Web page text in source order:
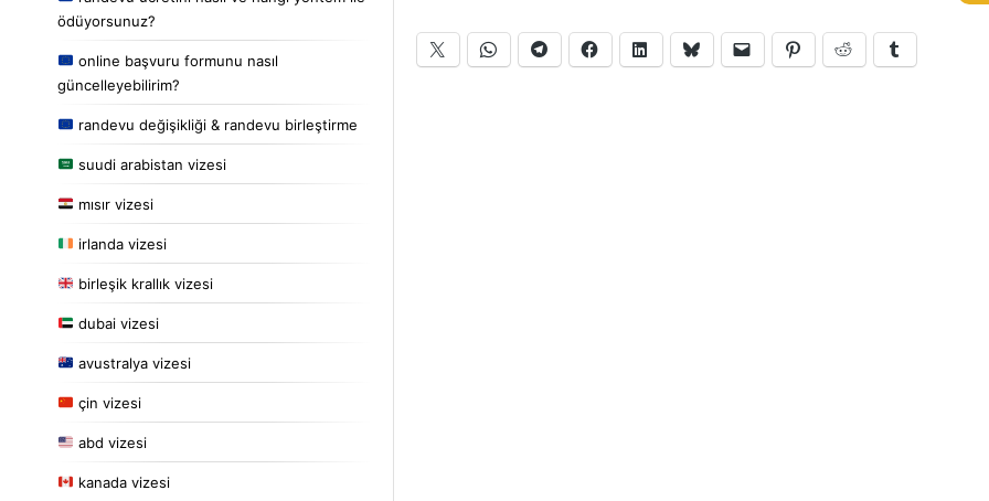
ödüyorsunuz?
online başvuru formunu nasıl
güncelleyebilirim?
randevu değişikliği & randevu birleştirme
suudi arabistan vizesi
mısır vizesi
irlanda vizesi
birleşik krallık vizesi
dubai vizesi
avustralya vizesi
çin vizesi
abd vizesi
kanada vizesi